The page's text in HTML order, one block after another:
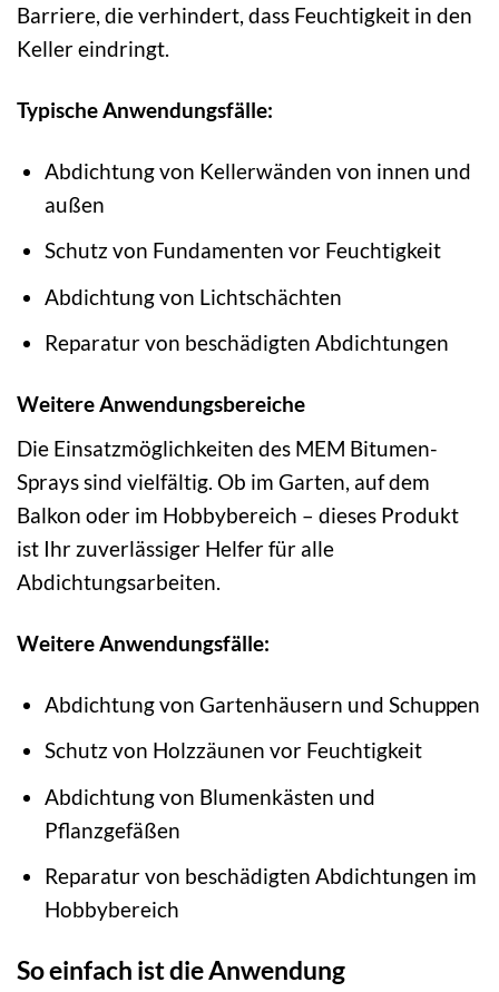
Barriere, die verhindert, dass Feuchtigkeit in den
Keller eindringt.
Typische Anwendungsfälle:
Abdichtung von Kellerwänden von innen und
außen
Schutz von Fundamenten vor Feuchtigkeit
Abdichtung von Lichtschächten
Reparatur von beschädigten Abdichtungen
Weitere Anwendungsbereiche
Die Einsatzmöglichkeiten des MEM Bitumen-
Sprays sind vielfältig. Ob im Garten, auf dem
Balkon oder im Hobbybereich – dieses Produkt
ist Ihr zuverlässiger Helfer für alle
Abdichtungsarbeiten.
Weitere Anwendungsfälle:
Abdichtung von Gartenhäusern und Schuppen
Schutz von Holzzäunen vor Feuchtigkeit
Abdichtung von Blumenkästen und
Pflanzgefäßen
Reparatur von beschädigten Abdichtungen im
Hobbybereich
So einfach ist die Anwendung